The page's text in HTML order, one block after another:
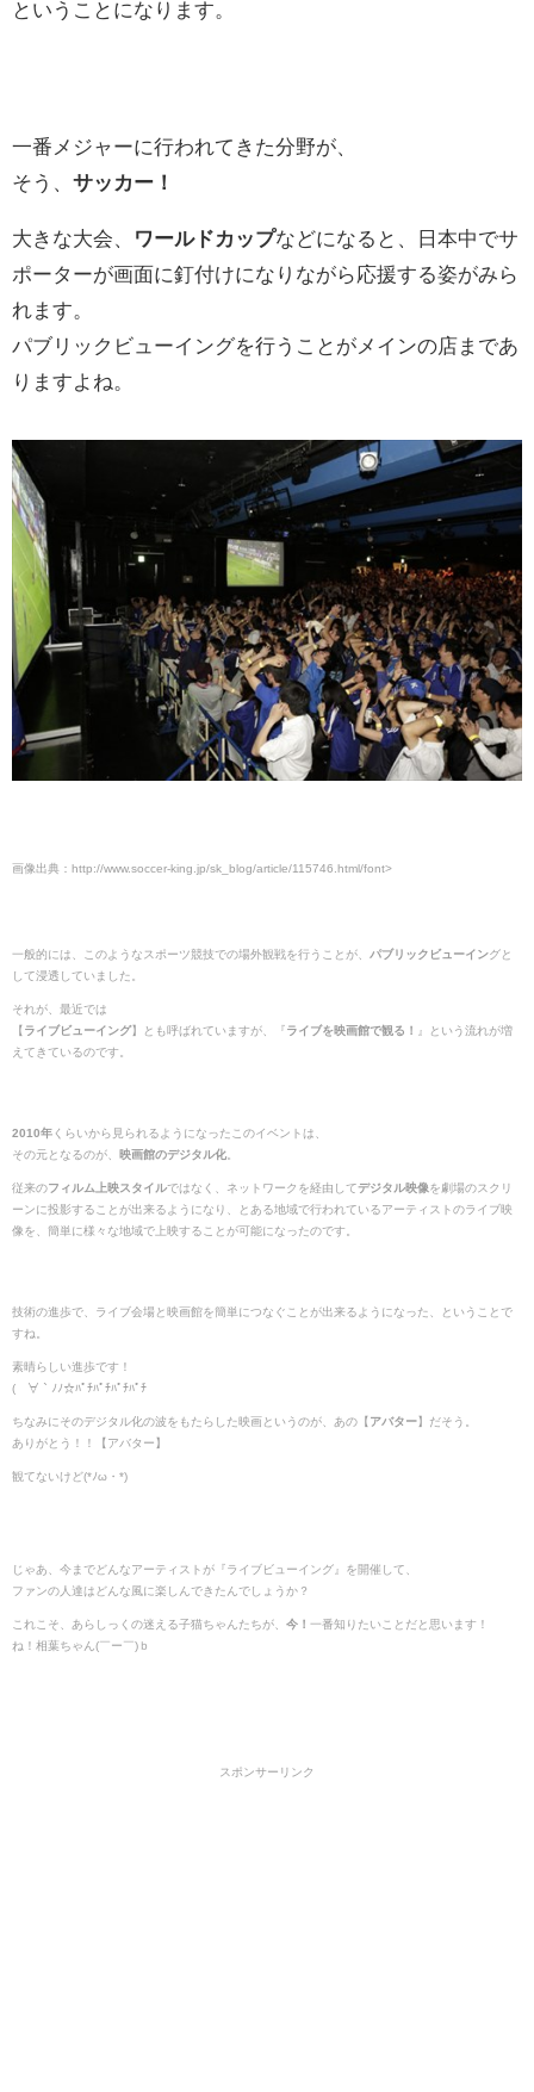
ということになります。
一番メジャーに行われてきた分野が、
そう、 サッカー！
大きな大会、 ワールドカップなどになると、日本中でサ
ポーターが画面に釘付けになりながら応援する姿がみら
れます。
パブリックビューイングを行うことがメインの店まであ
りますよね。
画像出典：http://www.soccer-king.jp/sk_blog/article/115746.html/font>
一般的には、このようなスポーツ競技での場外観戦を行うことが、 パブリックビューイングと
して浸透していました。
それが、最近では
【 ライブビューイング】とも呼ばれていますが、『 ライブを映画館で観る！ 』という流れが増
えてきているのです。
2010年 くらいから見られるようになったこのイベントは、
その元となるのが、 映画館のデジタル化
従来のフィルム上映スタイルではなく、ネットワークを経由してデジタル映像 を劇場のスクリ
ーンに投影することが出来るようになり、とある地域で行われているアーティストのライブ映
像を、簡単に様々な地域で上映することが可能になったのです。
技術の進歩で、ライブ会場と映画館を簡単につなぐことが出来るようになった、ということで
すね。
素晴らしい進歩です！
(´∀｀ﾉﾉ☆ﾊﾟﾁﾊﾟﾁﾊﾟﾁﾊﾟﾁ
ちなみにそのデジタル化の波をもたらした映画というのが、あの【 アバター】だそう。
ありがとう！！【アバター】
観てないけど(*ﾉω・*)
じゃあ、今までどんなアーティストが『ライブビューイング』を開催して、
ファンの人達はどんな風に楽しんできたんでしょうか？
これこそ、あらしっくの迷える子猫ちゃんたちが、 今！ 一番知りたいことだと思います！
ね！相葉ちゃん(￣ー￣)ｂ
スポンサーリンク